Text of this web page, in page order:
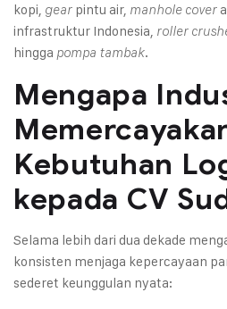
kopi, gear pintu air, manhole cover
infrastruktur Indonesia, roller
hingga pompa tambak.
Mengapa
Kebutuhan
kepada CV
Selama lebih dari dua dekade
konsisten menjaga kepercayaan
sederet keunggulan nyata: